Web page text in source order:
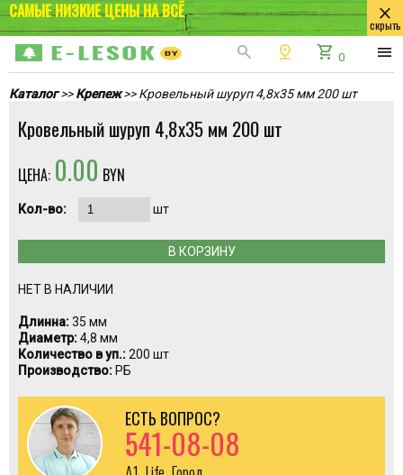
САМЫЕ НИЗКИЕ ЦЕНЫ НА ВСЁ close
скрыть
search pin_drop shopping_cart 0 menu
Каталог>>Крепеж >> Кровельный шуруп 4,8х35 мм 200 шт
Кровельный шуруп 4,8х35 мм 200 шт
ЦЕНА: 0.00 BYN
Кол-во: шт
В КОРЗИНУ
НЕТ В НАЛИЧИИ
Длинна:35 мм
Диаметр:4,8 мм
Количество в уп.:200 шт
Производство: РБ
ЕСТЬ ВОПРОС?
541-08-08